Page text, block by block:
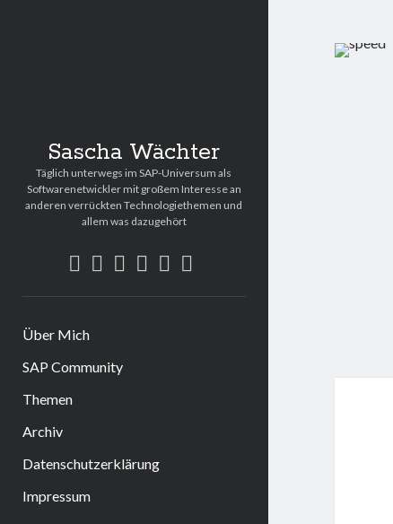
Sascha Wächter
Täglich unterwegs im SAP-Universum als
Softwarenetwickler mit großem Interesse an
anderen verrückten Technologiethemen und
allem was dazugehört
twitter
linkedin
rss emailgithub
Über Mich
SAP Community
Themen
Archiv
Datenschutzerklärung
Impressum